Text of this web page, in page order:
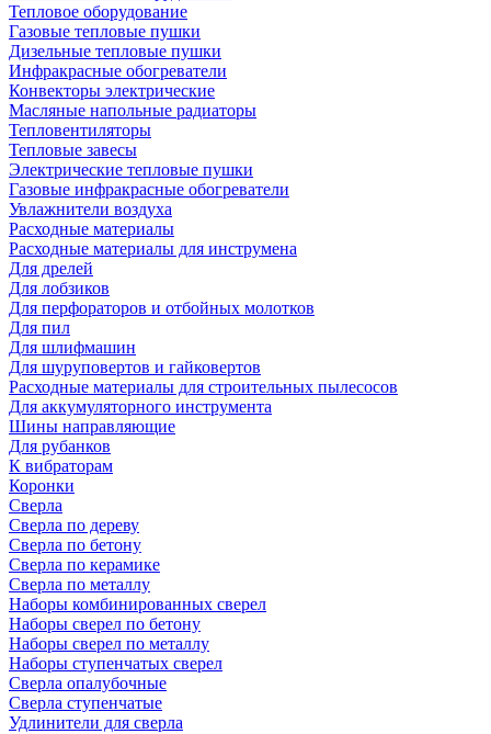
Тепловое оборудование
Газовые тепловые пушки
Дизельные тепловые пушки
Инфракрасные обогреватели
Конвекторы электрические
Масляные напольные радиаторы
Тепловентиляторы
Тепловые завесы
Электрические тепловые пушки
Газовые инфракрасные обогреватели
Увлажнители воздуха
Расходные материалы
Расходные материалы для инструмена
Для дрелей
Для лобзиков
Для перфораторов и отбойных молотков
Для пил
Для шлифмашин
Для шуруповертов и гайковертов
Расходные материалы для строительных пылесосов
Для аккумуляторного инструмента
Шины направляющие
Для рубанков
К вибраторам
Коронки
Сверла
Сверла по дереву
Сверла по бетону
Сверла по керамике
Сверла по металлу
Наборы комбинированных сверел
Наборы сверел по бетону
Наборы сверел по металлу
Наборы ступенчатых сверел
Сверла опалубочные
Сверла ступенчатые
Удлинители для сверла